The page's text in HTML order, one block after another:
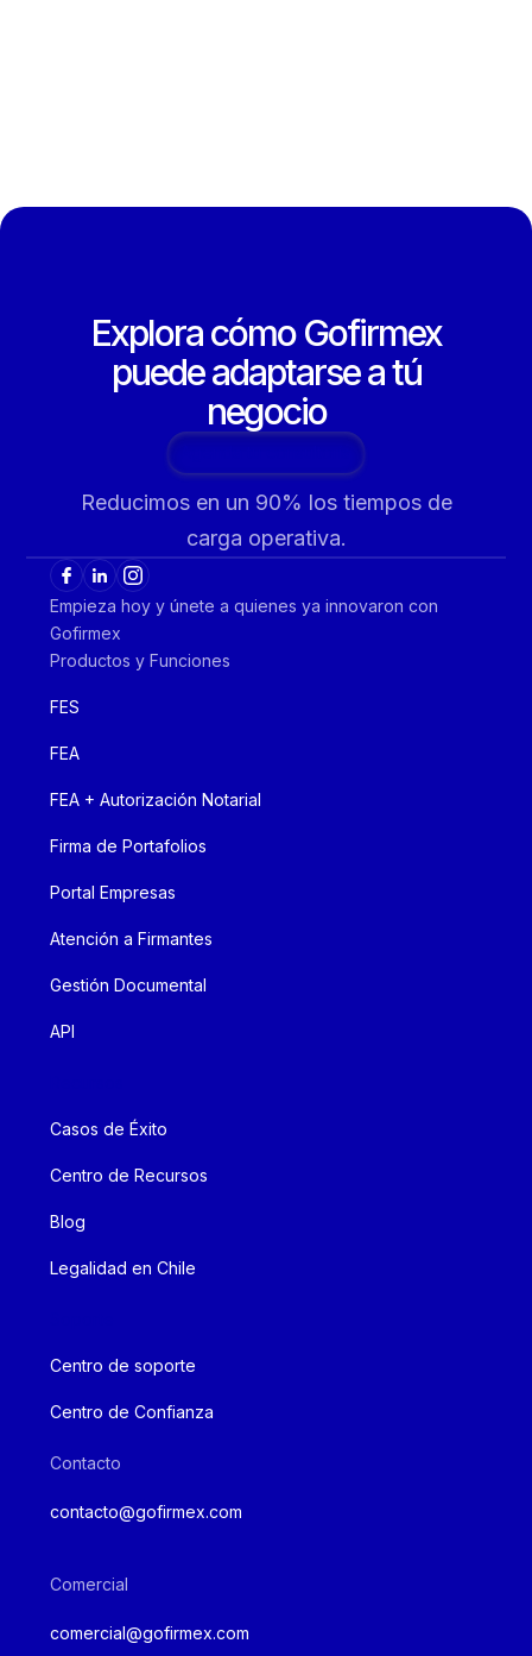
Explora cómo Gofirmex
puede adaptarse a tú
negocio
Reducimos en un 90% los tiempos de
carga operativa.
Empieza hoy y únete a quienes ya innovaron con
Gofirmex
Productos y Funciones
FES
FEA
FEA + Autorización Notarial
Firma de Portafolios
Portal Empresas
Atención a Firmantes
Gestión Documental
API
Casos de Éxito
Centro de Recursos
Blog
Legalidad en Chile
Centro de soporte
Centro de Confianza
Contacto
contacto@gofirmex.com
Comercial
comercial@gofirmex.com